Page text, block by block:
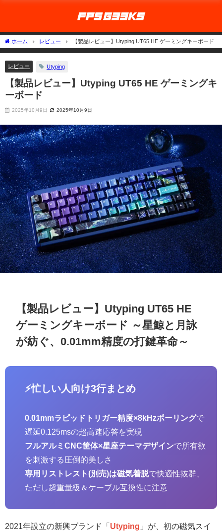
ホーム レビュー 【製品レビュー】Utyping UT65 HE ゲーミングキーボード
レビュー Utyping
【製品レビュー】Utyping UT65 HE ゲーミングキ
ーボード
2025年10月9日 2025年10月9日
【製品レビュー】Utyping UT65 HE
ゲーミングキーボード ～星鯨と月詠
が紡ぐ、0.01mm精度の打鍵革命～
⚡忙しい人向け3行まとめ
0.01mmラピッドトリガー精度×8kHzポーリングで
遅延0.125msの超高速応答を実現
フルアルミCNC筐体×星座テーマデザインで所有欲
を刺激する圧倒的美しさ
専用リストレスト(別売)は磁気着脱で快適性抜群、
ただし超重量級＆ケーブル互換性に注意
2021年設立の新興ブランド「 Utyping 」が、初の磁気スイ